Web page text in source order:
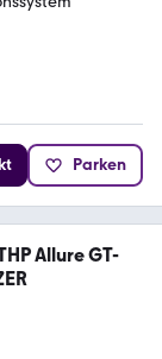
Parken
Allure GT-